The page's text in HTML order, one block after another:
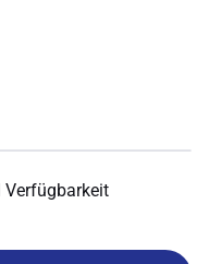
Verfügbarkeit